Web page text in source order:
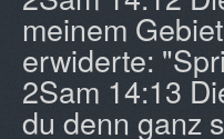
meinem
erwiderte:
2Sam 14:13
du denn ganz